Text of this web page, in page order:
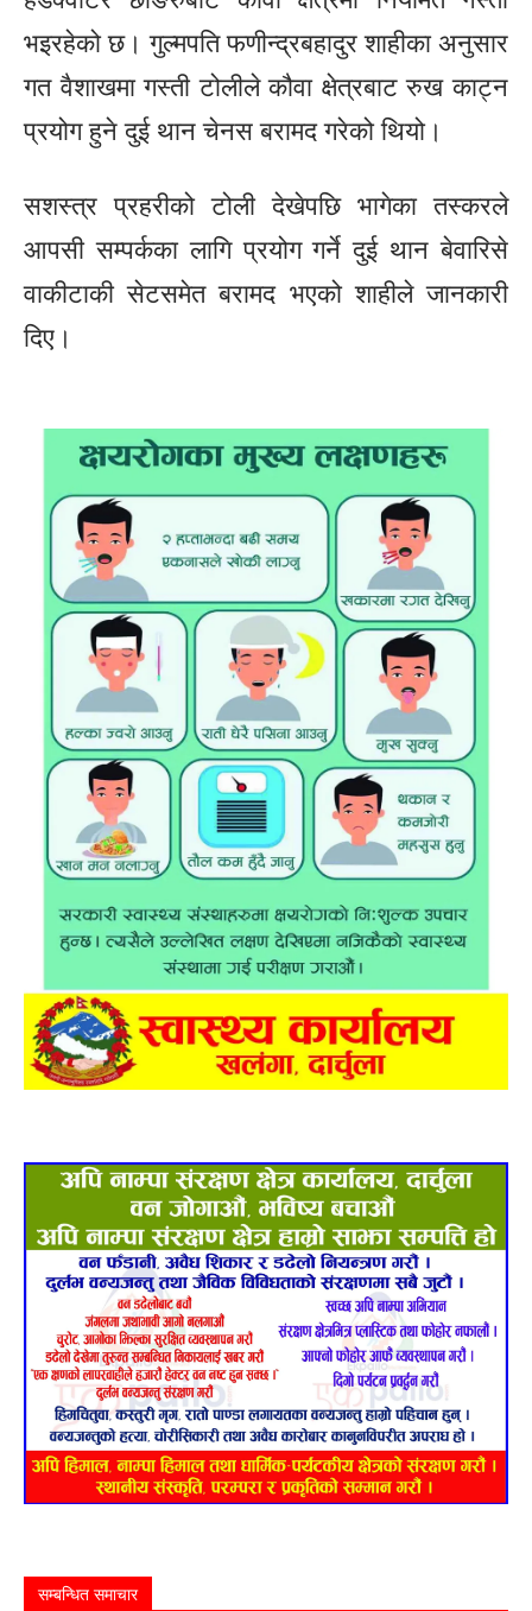
भइरहेको छ। गुल्मपति फणीन्द्रबहादुर शाहीका अनुसार
गत वैशाखमा गस्ती टोलीले कौवा क्षेत्रबाट रुख काट्न
प्रयोग हुने दुई थान चेनस बरामद गरेको थियो।
सशस्त्र प्रहरीको टोली देखेपछि भागेका तस्करले
आपसी सम्पर्कका लागि प्रयोग गर्ने दुई थान बेवारिसे
वाकीटाकी सेटसमेत बरामद भएको शाहीले जानकारी
दिए।
सम्बन्धित समाचार